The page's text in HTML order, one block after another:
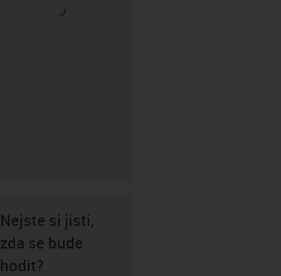
Nejste si jisti,
zda se bude
hodit?